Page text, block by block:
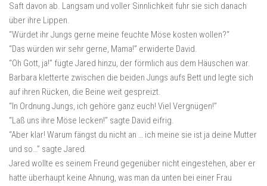
Saft davon ab. Langsam und voller Sinnlichkeit fuhr sie sich danach
über ihre Lippen.
“Würdet ihr Jungs gerne meine feuchte Möse kosten wollen?“
“Das würden wir sehr gerne, Mama!” erwiderte David.
“Oh Gott, ja!” fügte Jared hinzu, der förmlich aus dem Häuschen war.
Barbara kletterte zwischen die beiden Jungs aufs Bett und legte sich
auf ihren Rücken, die Beine weit gespreizt.
“In Ordnung Jungs, ich gehöre ganz euch! Viel Vergnügen!”
“Laß uns ihre Möse lecken!” sagte David eifrig.
“Aber klar! Warum fängst du nicht an … ich meine sie ist ja deine Mutter
und so…” sagte Jared.
Jared wollte es seinem Freund gegenüber nicht eingestehen, aber er
hatte überhaupt keine Ahnung, was man da unten bei einer Frau